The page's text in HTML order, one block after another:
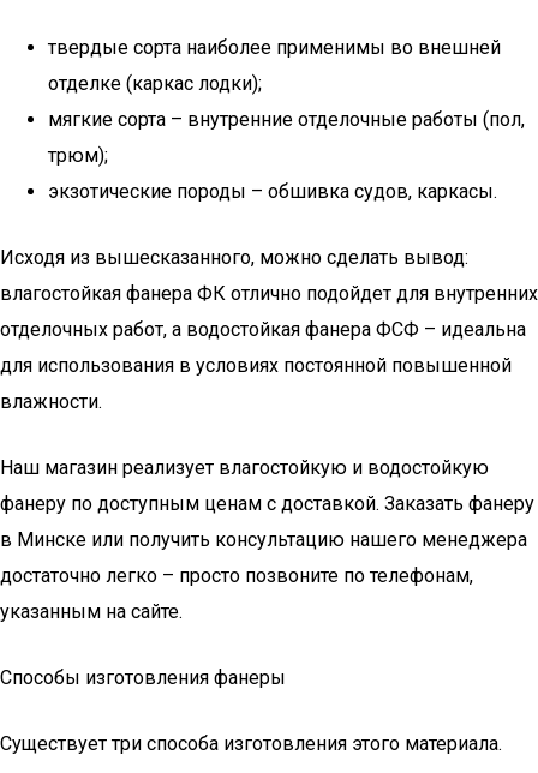
твердые сорта наиболее применимы во внешней
отделке (каркас лодки);
мягкие сорта – внутренние отделочные работы (пол,
трюм);
экзотические породы – обшивка судов, каркасы.
Исходя из вышесказанного, можно сделать вывод:
влагостойкая фанера ФК отлично подойдет для внутренних
отделочных работ, а водостойкая фанера ФСФ – идеальна
для использования в условиях постоянной повышенной
влажности.
Наш магазин реализует влагостойкую и водостойкую
фанеру по доступным ценам с доставкой. Заказать фанеру
в Минске или получить консультацию нашего менеджера
достаточно легко – просто позвоните по телефонам,
указанным на сайте.
Способы изготовления фанеры
Существует три способа изготовления этого материала.